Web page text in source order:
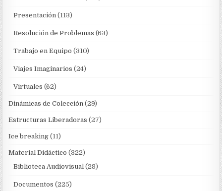
Presentación (113)
Resolución de Problemas (63)
Trabajo en Equipo (310)
Viajes Imaginarios (24)
Virtuales (62)
Dinámicas de Colección (29)
Estructuras Liberadoras (27)
Ice breaking (11)
Material Didáctico (322)
Biblioteca Audiovisual (28)
Documentos (225)